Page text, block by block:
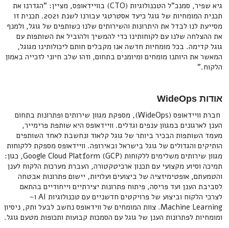
גיא שפיר, סמנכ"ל הטכנולוגיות (CTO) בוויידאופס, מציין: "הגדרנו את
תכנית המומחיות של גוגל כיעד אסטרטגי עבורנו לשנת 2021. תכנית זו
מסייעת לנו לבדל את היתרונות והשירותים שלנו כשותפים של גוגל, ולמנף
את ההצלחה שלנו עם לקוחותינו כדי להמשיך ולהוביל את השותפות עם
גוגל קדימה. בכל מומחיות חדשה אנו מקבלים חותם ליכולותינו מגוגל,
המאשר את היותנו מומחים ומיומנים בתחום, וזהו שלב חיוני לזכייה באמון
הלקוח."
אודות WideOps
חברת וויידאופס (WideOps), מספקת מגוון שירותים ופתרונות בתחום
הענן לארגונים במגוון ענפים וגדלים. וויידאופס היא שותפת פרימייר,
מעמד השותפות הבכיר ביותר של גוגל קלאוד ונחשבת לאחד השותפים
הותיקים והגדולים של גוגל בישראל ובאירופה. וויידאופס מספקת ללקוחות
מגוון שירותים משלימים ללקוחות Google Cloud Platform (GCP), כגון:
תמיכה וסיוע מקצועי עם תכנון ארכיטקטורה, העברת מערכות הלקוח לענן
והטמעתם, אופטימיזציה של ביצועים ועלויות, יישום פתרונות אבטחה
לסביבת הענן ועד פריסה, פיתוח פתרונות יצירתיים וייחודיים בהתאם
לצרכי הלקוח וביצוע של פרויקטים חדשניים עם טכנולוגיות AI ו-
Machine Learning. צוות המומחים של ווידאופס נחשב לבעל ותק, ניסיון
ומומחיות לפתרונות הענן של גוגל עם הסמכות קבועות ותכופות מטעם גוגל.